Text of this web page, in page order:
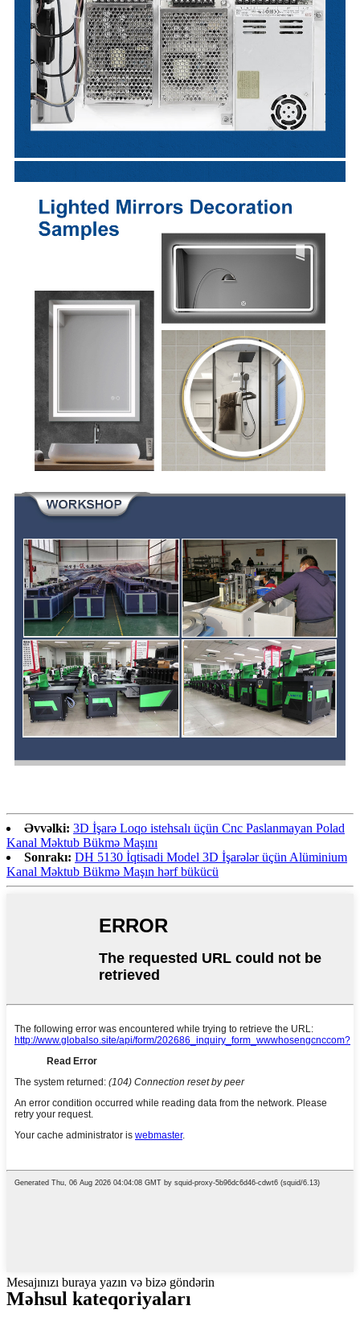
Əvvəlki: 3D İşarə Loqo istehsalı üçün Cnc Paslanmayan Polad
Kanal Məktub Bükmə Maşını
Sonrakı: DH 5130 İqtisadi Model 3D İşarələr üçün Alüminium
Kanal Məktub Bükmə Maşın hərf bükücü
Mesajınızı buraya yazın və bizə göndərin
Məhsul kateqoriyaları